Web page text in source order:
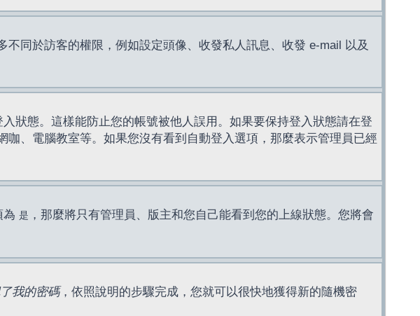
同於訪客的權限，例如設定頭像、收發私人訊息、收發 e-mail 以及
狀態。這樣能防止您的帳號被他人誤用。如果要保持登入狀態請在登
、電腦教室等。如果您沒有看到自動登入選項，那麼表示管理員已經
為 是 ，那麼將只有管理員、版主和您自己能看到您的上線狀態。您將會
我的密碼，依照說明的步驟完成，您就可以很快地獲得新的隨機密